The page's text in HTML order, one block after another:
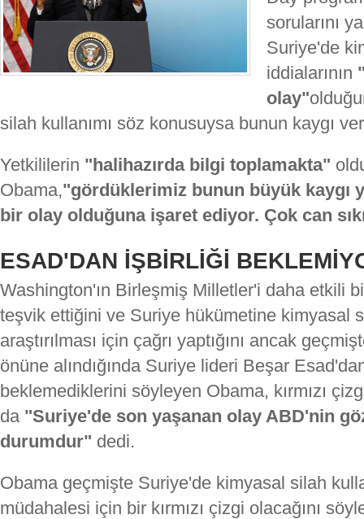
sorularını
Suriye'de
iddialarının
olay"
silah kullanımı söz konusuysa bunun kaygı
Yetkililerin "halihazırda bilgi toplamakta"
Obama,"gördüklerimiz bunun büyük kaygı
bir olay olduğuna işaret ediyor. Çok can
ESAD'DAN İŞBİRLİĞİ
Washington'ın Birleşmiş Milletler'i daha etkili
teşvik ettiğini ve Suriye hükümetine kimyasal
araştırılması için çağrı yaptığını ancak
önüne alındığında Suriye lideri Beşar
beklemediklerini söyleyen Obama, kırmızı
da "Suriye'de son yaşanan olay ABD'nin
durumdur" dedi.
Obama geçmişte Suriye'de kimyasal silah
müdahalesi için bir kırmızı çizgi olacağını